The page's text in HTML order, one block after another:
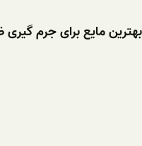
بهترین مایع برای جرم